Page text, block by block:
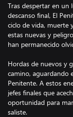
Tras despertar en
descanso final, El
ciclo de vida, muerte
estas nuevas y
han permanecido
Hordas de nuevos y
camino, aguardando
Penitente. A estos
jefes finales que
oportunidad para
saliste.